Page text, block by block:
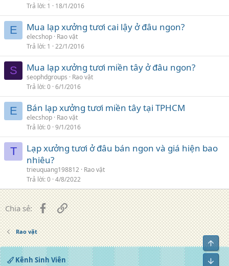
Trả lời 1 18/1/2016
E Mua lạp xưởng tươi cai lậy ở đâu ngon?
elecshop Rao vặt
Trả lời 1 22/1/2016
S Mua lạp xưởng tươi miền tây ở đâu ngon?
seophdgroups
Rao vặt
Trả lời 0 6/1/2016
E Bán lạp xưởng tươi miền tây tại TPHCM
elecshop Rao vặt
Trả lời 0 9/1/2016
T
Lạp xưởng tươi ở đâu bán ngon và giá hiện bao
nhiêu?
trieuquang198812 Rao vặt
Trả lời 0 4/8/2022
Chia sẻ: FacebookLiên kết
Rao vặt
Kênh Sinh Viên
Top